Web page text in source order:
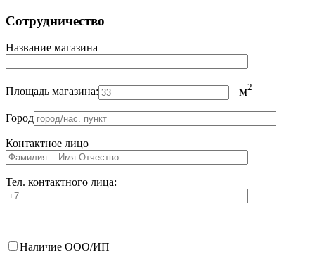
Сотрудничество
Название магазина
Площадь магазина: м2
Город
Контактное лицо
Тел. контактного лица:
Наличие ООО/ИП